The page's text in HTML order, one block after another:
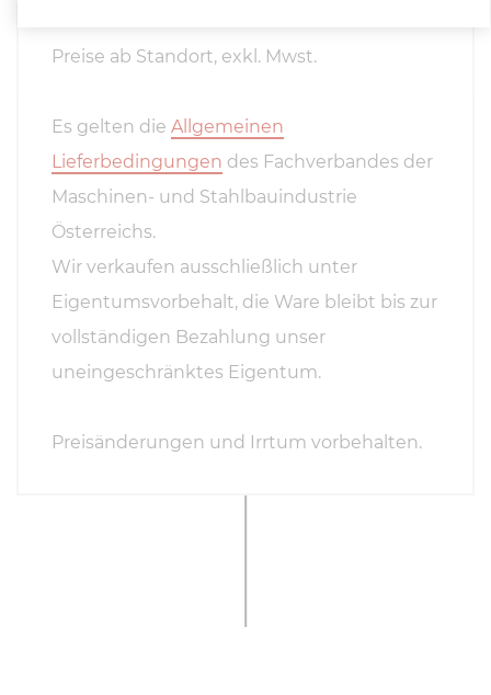
Preise ab Standort, exkl. Mwst.
Es gelten die Allgemeinen
Lieferbedingungen des Fachverbandes der
Maschinen- und Stahlbauindustrie
Österreichs.
Wir verkaufen ausschließlich unter
Eigentumsvorbehalt, die Ware bleibt bis zur
vollständigen Bezahlung unser
uneingeschränktes Eigentum.
Preisänderungen und Irrtum vorbehalten.